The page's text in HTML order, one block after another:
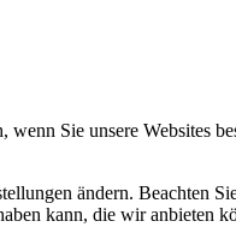
Sie unsere Websites
ändern. Beachten
kann, die wir anbieten